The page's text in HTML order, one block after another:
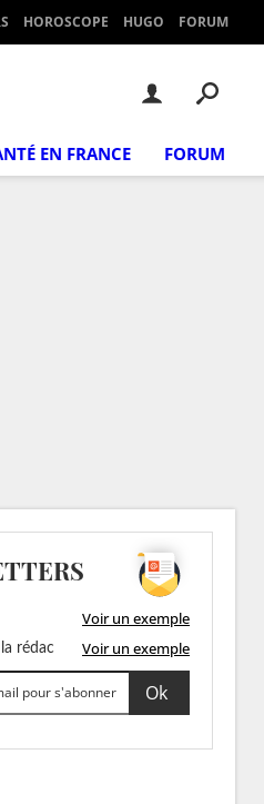
HOROSCOPE HUGO FORUM
EN FRANCE FORUM
Voir un exemple
rédac Voir un exemple